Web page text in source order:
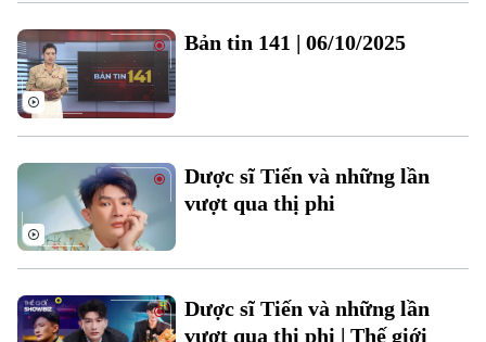
Theo dõi Hà Nội On Bản tin 141 | 06/10/2025
Dược sĩ Tiến và những lần
vượt qua thị phi
Dược sĩ Tiến và những lần
vượt qua thị phi | Thế giới